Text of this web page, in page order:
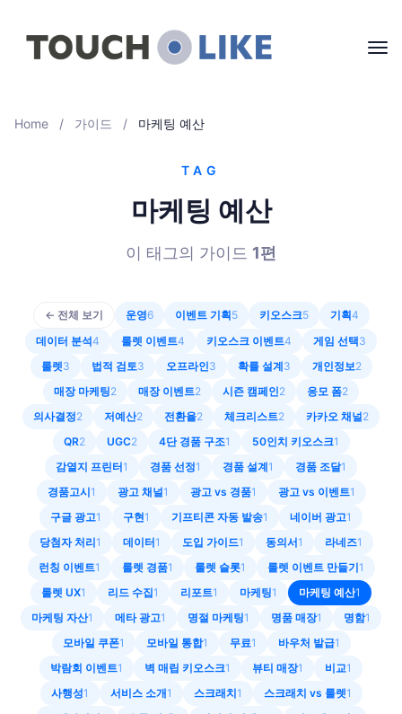
Home / 가이드 / 마케팅 예산
TAG
마케팅 예산
이 태그의 가이드 1편
← 전체 보기 운영6 이벤트 기획5 키오스크5 기획4
데이터 분석4 룰렛 이벤트4 키오스크 이벤트4 게임 선택3
룰렛3 법적 검토3 오프라인3 확률 설계3 개인정보2
매장 마케팅2 매장 이벤트2 시즌 캠페인2 응모 폼2
의사결정2 저예산2 전환율2 체크리스트2 카카오 채널2
QR2 UGC2 4단 경품 구조1 50인치 키오스크1
감열지 프린터1 경품 선정1 경품 설계1 경품 조달1
경품고시1 광고 채널1 광고 vs 경품1 광고 vs 이벤트1
구글 광고1 구현1 기프티콘 자동 발송1 네이버 광고1
당첨자 처리1 데이터1 도입 가이드1 동의서1 라네즈1
런칭 이벤트1 룰렛 경품1 룰렛 슬롯1 룰렛 이벤트 만들기1
룰렛 UX1 리드 수집1 리포트1 마케팅1 마케팅 예산1
마케팅 자산1 메타 광고1 명절 마케팅1 명품 매장1 명함1
모바일 쿠폰1 모바일 통합1 무료1 바우처 발급1
박람회 이벤트1 벽 매립 키오스크1 뷰티 매장1 비교1
사행성1 서비스 소개1 스크래치1 스크래치 vs 룰렛1